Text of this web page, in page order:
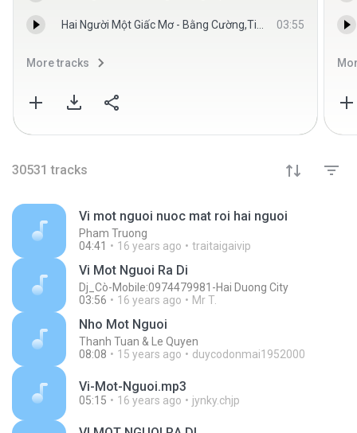
Hai Người Một Giấc Mơ - Bằng Cường,Tiêu Châu Như Quỳnh.mp3 03:55
More tracks
30531 tracks
Vi mot nguoi nuoc mat roi hai nguoi
Pham Truong
04:41
16 years ago traitaigaivip
Vi Mot Nguoi Ra Di
Dj_Cò-Mobile:0974479981-Hai Duong City
03:56
16 years ago Mr T.
Nho Mot Nguoi
Thanh Tuan & Le Quyen
08:08
15 years ago duycodonmai1952000
Vi-Mot-Nguoi.mp3
05:15 16 years ago jynky.chjp